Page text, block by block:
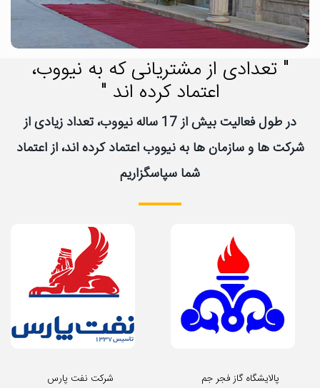
" تعدادی از مشتریانی که به نیووب،
اعتماد کرده اند "
در طول فعالیت بیش از 17 ساله نیووب، تعداد زیادی از
شرکت ها و سازمان ها به نیووب اعتماد کرده اند، از اعتماد
شما سپاسگزاریم
شرکت نفت پارس پالایشگاه گاز فجر جم